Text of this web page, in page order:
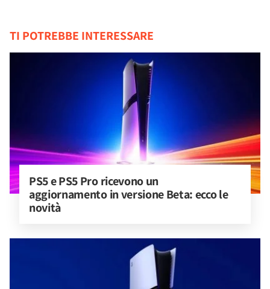
TI POTREBBE INTERESSARE
PS5 e PS5 Pro ricevono un
aggiornamento in versione Beta: ecco le
novità